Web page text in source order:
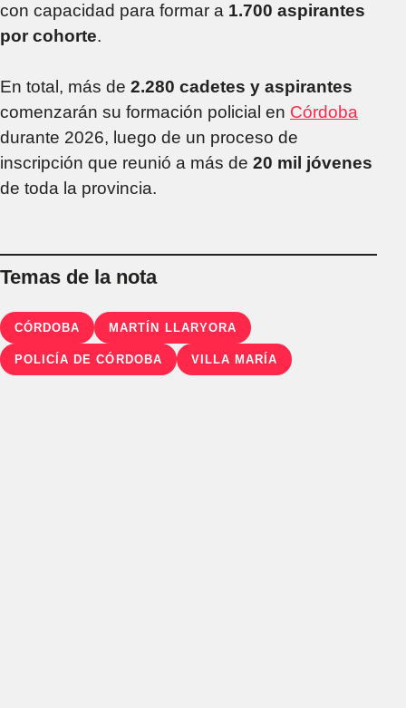
con capacidad para formar a 1.700 aspirantes
por cohorte.
En total, más de 2.280 cadetes y aspirantes
comenzarán su formación policial en Córdoba
durante 2026, luego de un proceso de
inscripción que reunió a más de 20 mil jóvenes
de toda la provincia.
Temas de la nota
CÓRDOBA MARTÍN LLARYORA
POLICÍA DE CÓRDOBA VILLA MARÍA